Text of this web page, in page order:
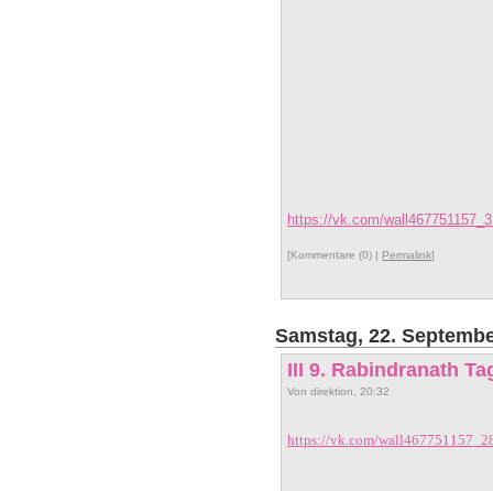
https://vk.com/
[Kommentare (0) | Permalink]
Samstag, 22.
III 9. Rabindranath
Von direktion, 20:32
https://vk.com/